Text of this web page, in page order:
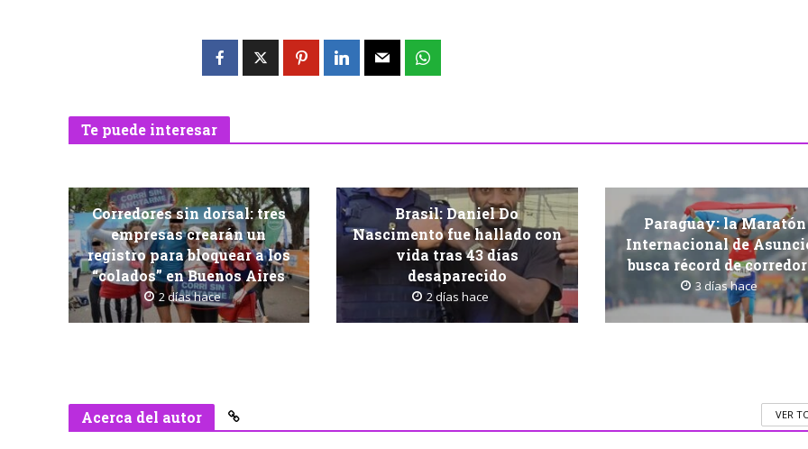
Te puede interesar
Corredores sin dorsal: tres
empresas crearán un
registro para bloquear a los
“colados” en Buenos Aires
2 días hace
Brasil: Daniel Do
Nascimento fue hallado con
vida tras 43 días
desaparecido
2 días hace
Paraguay: la Maratón
Internacional de
busca récord de
3 días hace
Acerca del autor VER